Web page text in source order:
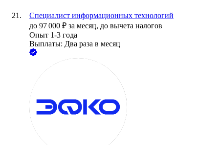
Специалист информационных технологий
до 97 000 ₽ за месяц, до вычета налогов
Опыт 1-3 года
Выплаты: Два раза в месяц